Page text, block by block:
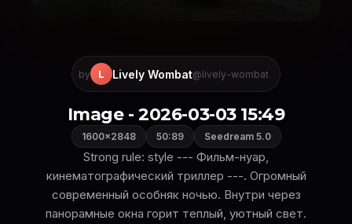
by L Lively Wombat@lively-wombat
Image - 2026-03-03 15:49
1600×2848 50:89 Seedream 5.0
Strong rule: style --- Фильм-нуар,
кинематографический триллер ---. Огромный
современный особняк ночью. Внутри через
панорамные окна горит теплый, уютный свет.